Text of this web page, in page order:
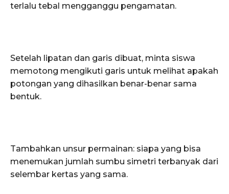
terlalu tebal mengganggu pengamatan.
Setelah lipatan dan garis dibuat, minta siswa
memotong mengikuti garis untuk melihat apakah
potongan yang dihasilkan benar-benar sama
bentuk.
Tambahkan unsur permainan: siapa yang bisa
menemukan jumlah sumbu simetri terbanyak dari
selembar kertas yang sama.